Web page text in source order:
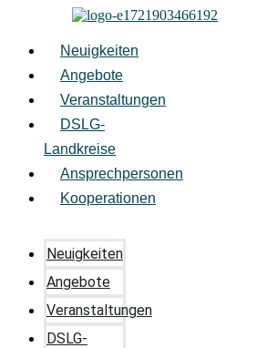
springen
Neuigkeiten
Angebote
Veranstaltungen
DSLG-
Landkreise
Ansprechpersonen
Kooperationen
Neuigkeiten
Angebote
Veranstaltungen
DSLG-